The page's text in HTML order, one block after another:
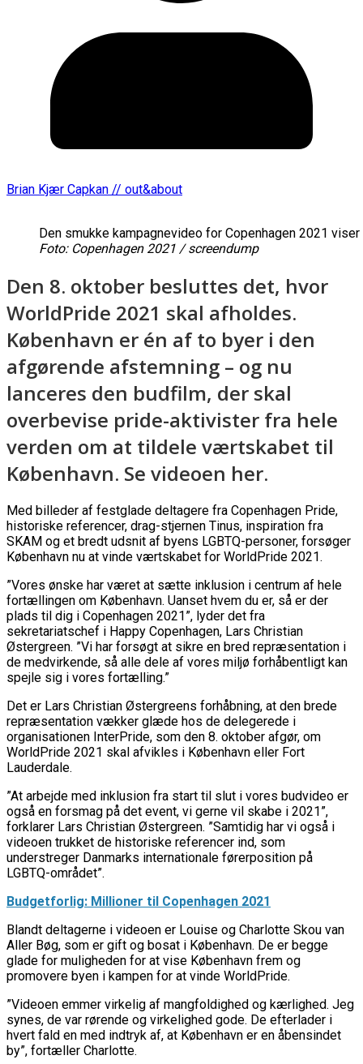
Brian Kjær Capkan // out&about
Den smukke kampagnevideo for Copenhagen 2021
Foto: Copenhagen 2021 / screendump
Den 8. oktober besluttes det, hvor
WorldPride 2021 skal afholdes.
København er én af to byer i den
afgørende afstemning – og nu
lanceres den budfilm, der skal
overbevise pride-aktivister fra hele
verden om at tildele værtskabet til
København. Se videoen her.
Med billeder af festglade deltagere fra Copenhagen Pride,
historiske referencer, drag-stjernen Tinus, inspiration fra
SKAM og et bredt udsnit af byens LGBTQ-personer, forsøger
København nu at vinde værtskabet for WorldPride 2021.
”Vores ønske har været at sætte inklusion i centrum af hele
fortællingen om København. Uanset hvem du er, så er der
plads til dig i Copenhagen 2021”, lyder det fra
sekretariatschef i Happy Copenhagen, Lars Christian
Østergreen. ”Vi har forsøgt at sikre en bred repræsentation i
de medvirkende, så alle dele af vores miljø forhåbentligt kan
spejle sig i vores fortælling.”
Det er Lars Christian Østergreens forhåbning, at den brede
repræsentation vækker glæde hos de delegerede i
organisationen InterPride, som den 8. oktober afgør, om
WorldPride 2021 skal afvikles i København eller Fort
Lauderdale.
”At arbejde med inklusion fra start til slut i vores budvideo er
også en forsmag på det event, vi gerne vil skabe i 2021”,
forklarer Lars Christian Østergreen. ”Samtidig har vi også i
videoen trukket de historiske referencer ind, som
understreger Danmarks internationale førerposition på
LGBTQ-området”.
Budgetforlig: Millioner til Copenhagen 2021
Blandt deltagerne i videoen er Louise og Charlotte Skou van
Aller Bøg, som er gift og bosat i København. De er begge
glade for muligheden for at vise København frem og
promovere byen i kampen for at vinde WorldPride.
”Videoen emmer virkelig af mangfoldighed og kærlighed. Jeg
synes, de var rørende og virkelighed gode. De efterlader i
hvert fald en med indtryk af, at København er en åbensindet
by”, fortæller Charlotte.